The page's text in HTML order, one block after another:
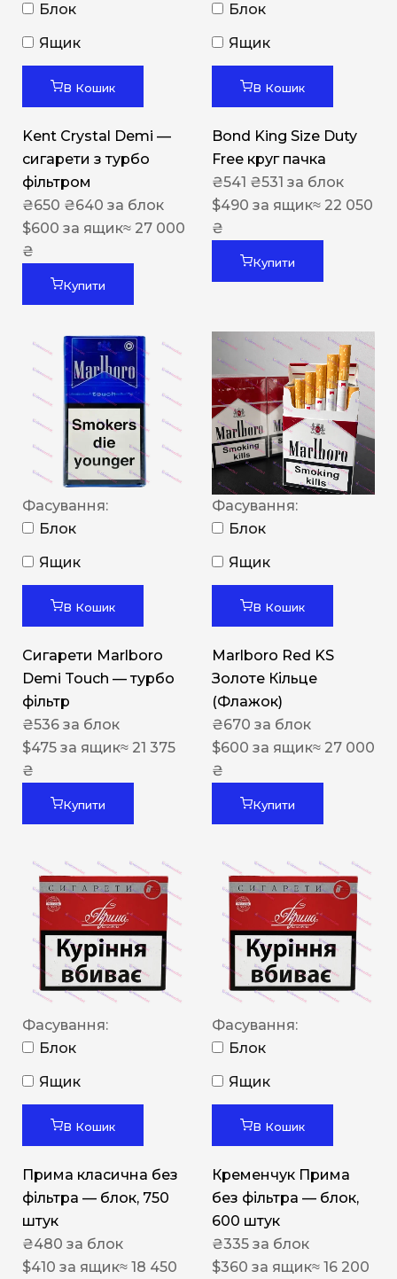
Блок
Ящик
В Кошик
Kent Crystal Demi —
сигарети з турбо
фільтром
₴650 ₴640 за блок
$600 за ящик≈ 27 000
₴
Купити
Блок
Ящик
В Кошик
Bond King Size Duty
Free круг пачка
₴541 ₴531 за блок
$490 за ящик≈ 22 050
₴
Купити
Фасування:
Блок
Ящик
В Кошик
Сигарети Marlboro
Demi Touch — турбо
фільтр
₴536 за блок
$475 за ящик≈ 21 375
₴
Купити
Фасування:
Блок
Ящик
В Кошик
Marlboro Red KS
Золоте Кільце
(Флажок)
₴670 за блок
$600 за ящик≈ 27 000
₴
Купити
Фасування:
Блок
Ящик
В Кошик
Прима класична без
фільтра — блок, 750
штук
₴480 за блок
$410 за ящик≈ 18 450
Фасування:
Блок
Ящик
В Кошик
Кременчук Прима
без фільтра — блок,
600 штук
₴335 за блок
$360 за ящик≈ 16 200